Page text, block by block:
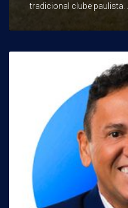
tradicional clube paulista. ...